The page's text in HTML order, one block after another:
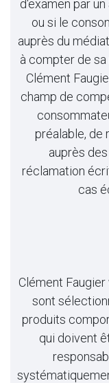
d'examen par
ou si le
auprès du
à compter de
Clément
champ de
préalable, de
auprès
réclamation
cas
Clément
sont
produits
qui doivent